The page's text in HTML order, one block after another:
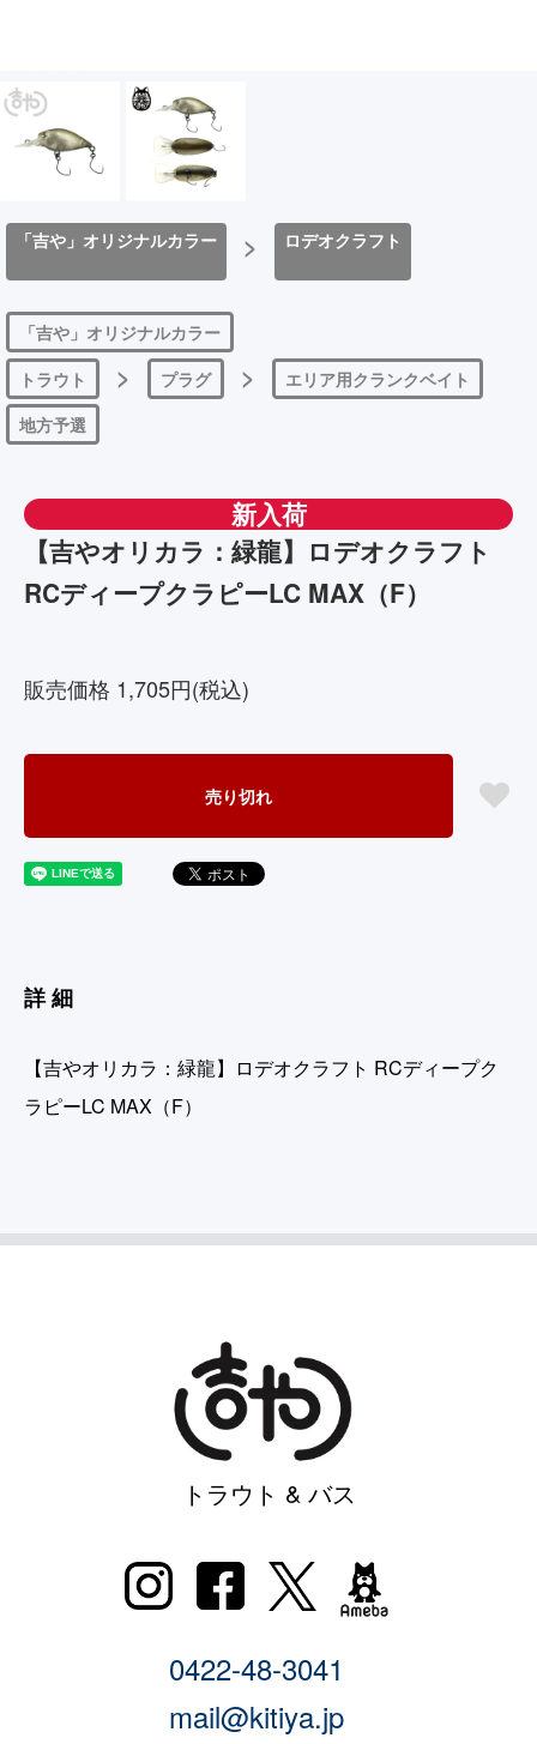
「吉や」オリジナルカラー > ロデオクラフト
「吉や」オリジナルカラー
トラウト
> プラグ >
エリア用クランクベイト
地方予選
新入荷
【吉やオリカラ：緑龍】ロデオクラフト
RCディープクラピーLC MAX（F）
販売価格 1,705円(税込)
売り切れ
詳細
【吉やオリカラ：緑龍】ロデオクラフト RCディープク
ラピーLC MAX（F）
トラウト & バス
0422-48-3041
mail@kitiya.jp